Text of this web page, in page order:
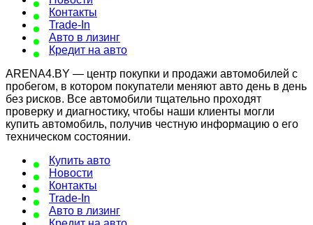
Контакты
Trade-In
Авто в лизинг
Кредит на авто
ARENA4.BY — центр покупки и продажи автомобилей с
пробегом, в котором покупатели меняют авто день в день
без рисков. Все автомобили тщательно проходят
проверку и диагностику, чтобы наши клиенты могли
купить автомобиль, получив честную информацию о его
техническом состоянии.
Купить авто
Новости
Контакты
Trade-In
Авто в лизинг